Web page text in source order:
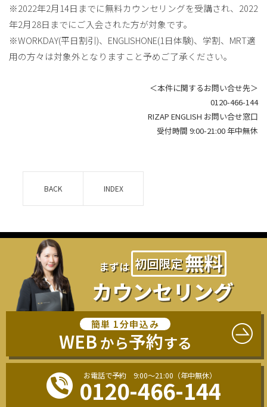
※2022年2月14日までに無料カウンセリングを受講され、2022
年2月28日までにご入会された方が対象です。
※WORKDAY(平日割引)、ENGLISHONE(1日体験)、学割、MRT適
用の方々は対象外となりますこと予めご了承ください。
＜本件に関するお問い合せ先＞
0120-466-144
RIZAP ENGLISH お問い合せ窓口
受付時間 9:00-21:00 年中無休
BACK INDEX
まずは 初回限定無料
カウンセリング
簡単 1分申込み
WEB から予約する
お電話で予約 9:00〜21:00（年中無休）
0120-466-144